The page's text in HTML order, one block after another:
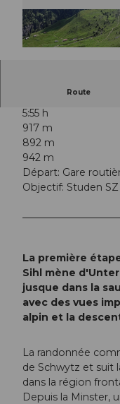
Route
5:55 h
917 m
892 m
942 m
Départ: Gare
Objectif: Studen SZ
La première
Sihl mène
jusque dans la
avec des vues
alpin et la
La randonnée
de Schwytz et suit
dans la région
Depuis la Minster,